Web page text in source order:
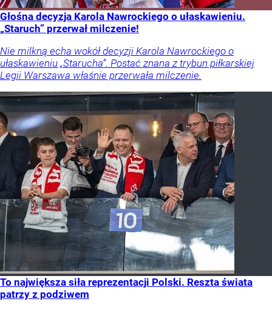
Głośna decyzja Karola Nawrockiego o ułaskawieniu.
„Staruch” przerwał milczenie!
Nie milkną echa wokół decyzji Karola Nawrockiego o
ułaskawieniu „Starucha”. Postać znana z trybun piłkarskiej
Legii Warszawa właśnie przerwała milczenie.
To największa siła reprezentacji Polski. Reszta świata
patrzy z podziwem